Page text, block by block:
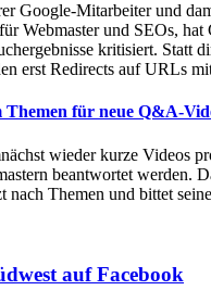
Google-Mitarbeiter und
Webmaster und SEOs, hat
kritisiert. Statt
erst Redirects auf URLs
Themen für neue Q&A-
wieder kurze Videos
beantwortet werden.
nach Themen und bittet
auf Facebook